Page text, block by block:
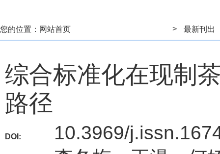
您的位置： 网站首页 > 最新刊出
综合标准化在现制
路径
DOI: 10.3969/